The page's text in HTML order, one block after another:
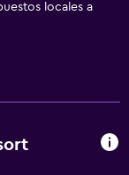
locales a